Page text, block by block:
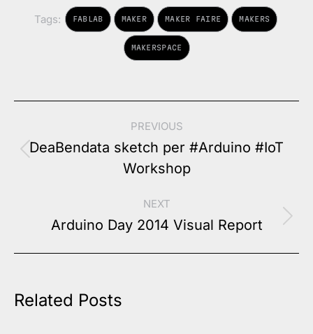
Tags: FABLAB MAKER MAKER FAIRE MAKERS
MAKERSPACE
navigation
PREVIOUS
Previous
post:
DeaBendata sketch per #Arduino #IoT
Workshop
NEXT
Next
Arduino Day 2014 Visual Report
Related Posts